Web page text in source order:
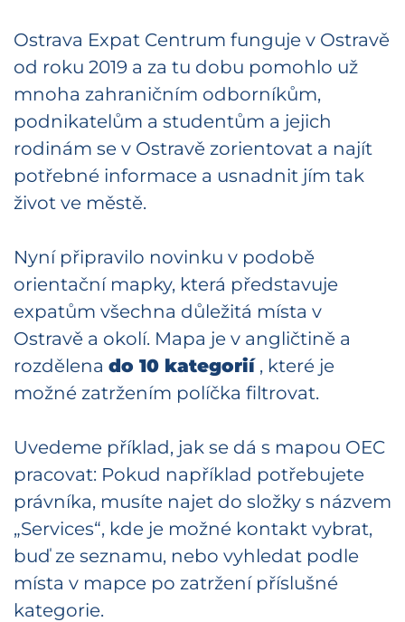
Ostrava Expat Centrum funguje v Ostravě
od roku 2019 a za tu dobu pomohlo už
mnoha zahraničním odborníkům,
podnikatelům a studentům a jejich
rodinám se v Ostravě zorientovat a najít
potřebné informace a usnadnit jím tak
život ve městě.
Nyní připravilo novinku v podobě
orientační mapky, která představuje
expatům všechna důležitá místa v
Ostravě a okolí. Mapa je v angličtině a
rozdělena do 10 kategorií, které je
možné zatržením políčka filtrovat.
Uvedeme příklad, jak se dá s mapou OEC
pracovat: Pokud například potřebujete
právníka, musíte najet do složky s názvem
„Services“, kde je možné kontakt vybrat,
buď ze seznamu, nebo vyhledat podle
místa v mapce po zatržení příslušné
kategorie.